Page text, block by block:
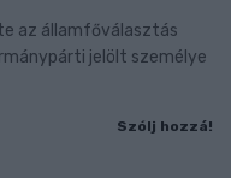
az államfőválasztás
jelölt személye
Szólj hozzá!